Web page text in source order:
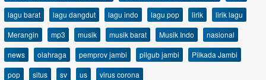
lagu barat
lagu dangdut lagu indo lagu pop lirik
lirik lagu
Merangin
mp3 musik musik barat Musik Indo
nasional
news
olahraga pemprov jambi pilgub jambi
Pilkada Jambi
pop
situs sv us virus corona